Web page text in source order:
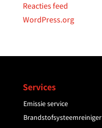
Reacties feed
WordPress.org
Services
Emissie service
Brandstofsysteemreiniger